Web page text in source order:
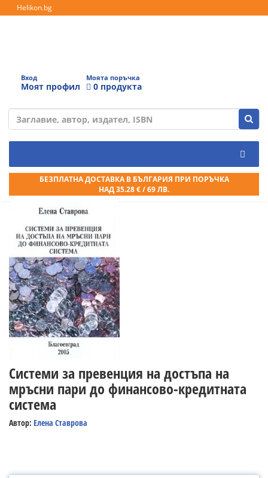
Helikon.bg
Вход
Моят профил
Моята поръчка
0 продукта
БЕЗПЛАТНА ДОСТАВКА В БЪЛГАРИЯ ПРИ ПОРЪЧКА
НАД 35.28 € / 69 ЛВ.
Системи за превенция на достъпа на
мръсни пари до финансово-кредитната
система
Автор: Елена Ставрова